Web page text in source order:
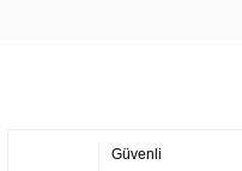
Güvenli